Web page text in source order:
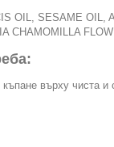
OIL, SESAME OIL,
CHAMOMILLA
къпане върху чиста